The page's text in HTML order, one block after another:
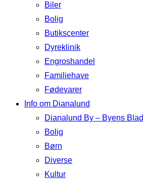
Biler
Bolig
Butikscenter
Dyreklinik
Engroshandel
Familiehave
Fødevarer
Info om Dianalund
Dianalund By – Byens Blad
Bolig
Børn
Diverse
Kultur